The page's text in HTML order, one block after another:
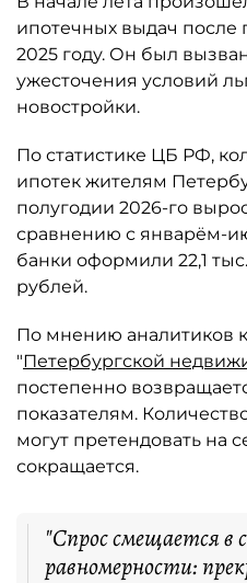
ипотечных выдач после
2025 году. Он был
ужесточения условий
новостройки.
По статистике ЦБ РФ,
ипотек жителям
полугодии 2026-го
сравнению с январём-
банки оформили 22,1
рублей.
По мнению аналитиков
"Петербургской
постепенно
показателям.
могут претендовать на
сокращается.
"Спрос смещается в
равномерности: